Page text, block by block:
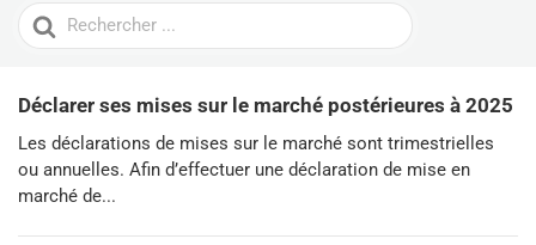
Search
For
Déclarer ses mises sur le marché postérieures à 2025
Les déclarations de mises sur le marché sont trimestrielles
ou annuelles. Afin d’effectuer une déclaration de mise en
marché de...